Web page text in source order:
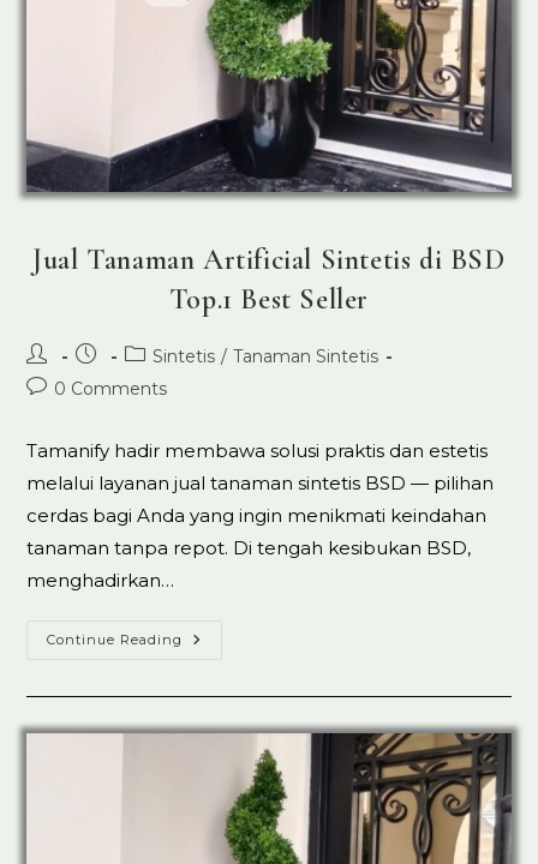
Jual Tanaman Artificial Sintetis di BSD
Top.1 Best Seller
Post
author:
Post
published:
Post
category:
Sintetis / Tanaman Sintetis
Post0 Comments
Tamanify hadir membawa solusi praktis dan estetis
melalui layanan jual tanaman sintetis BSD — pilihan
cerdas bagi Anda yang ingin menikmati keindahan
tanaman tanpa repot. Di tengah kesibukan BSD,
menghadirkan…
Continue Reading Jual
Sintetis
BSD